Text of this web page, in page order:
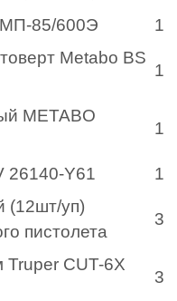
МП-85/600Э
1
Metabo BS
1
METABO
1
26140-Y61
1
(12шт/уп)
пистолета
3
CUT-6X
3